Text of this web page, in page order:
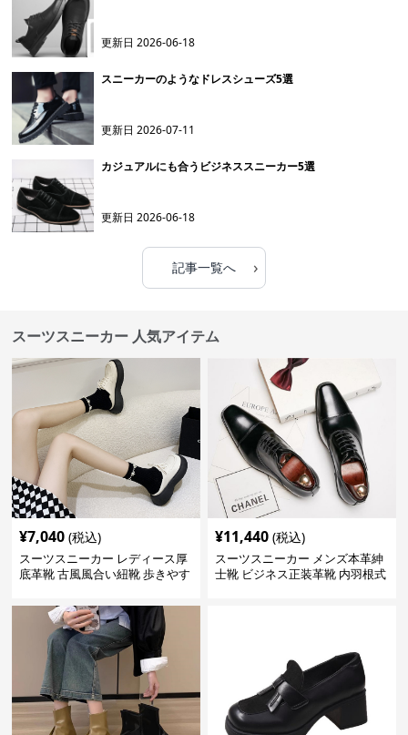
更新日2026-06-18
スニーカーのようなドレスシューズ5選
更新日2026-07-11
カジュアルにも合うビジネススニーカー5選
更新日2026-06-18
記事一覧へ ›
スーツスニーカー 人気アイテム
¥7,040 (税込)
スーツスニーカー レディース厚
底革靴 古風風合い紐靴 歩きやす
¥11,440 (税込)
スーツスニーカー メンズ本革紳
士靴 ビジネス正装革靴 内羽根式